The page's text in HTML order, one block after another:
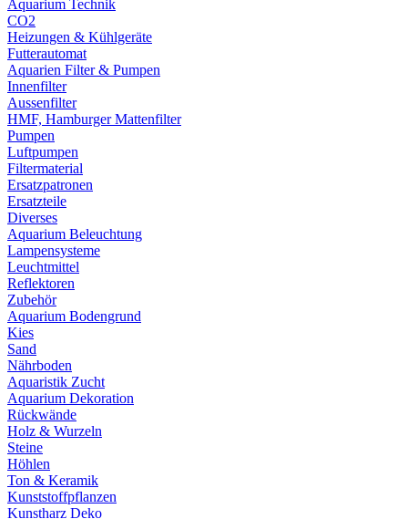
Aquarium Technik
CO2
Heizungen & Kühlgeräte
Futterautomat
Aquarien Filter & Pumpen
Innenfilter
Aussenfilter
HMF, Hamburger Mattenfilter
Pumpen
Luftpumpen
Filtermaterial
Ersatzpatronen
Ersatzteile
Diverses
Aquarium Beleuchtung
Lampensysteme
Leuchtmittel
Reflektoren
Zubehör
Aquarium Bodengrund
Kies
Sand
Nährboden
Aquaristik Zucht
Aquarium Dekoration
Rückwände
Holz & Wurzeln
Steine
Höhlen
Ton & Keramik
Kunststoffpflanzen
Kunstharz Deko